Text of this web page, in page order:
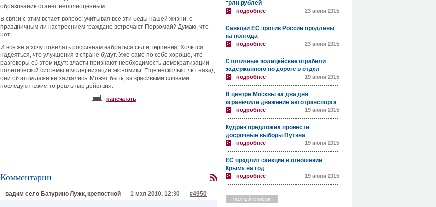
образование станет неполноценным.
В связи с этим встает вопрос: учитывая все эти беды нашей жизни, с
праздничным ли настроением граждане встречают Первомай? Думаю, что
нет.
И все же я хочу пожелать россиянам набраться сил и терпения. Хочется
надеяться, что улучшения в стране будут. Уже само по себе хорошо, что
разговоры об этом идут: власти признают необходимость демократизации
политической системы и модернизации экономики. Еще несколько лет назад
они об этом даже не заикались. Может быть, за красивыми словами
последуют какие-то реальные действия.
напечатать
Комментарии
вадим село Батурино Лужк, крепостной 1 мая 2010, 12:30 #4950
трлн рублей
подробнее 23 июня 2015
Санкции ЕС против России продлены
на полгода
подробнее 23 июня 2015
Столичные полицейские ограбили
задержанного по дороге в отдел
подробнее 19 июня 2015
В центре Москвы на два дня
ограничили движение автотранспорта
подробнее 19 июня 2015
Кудрин предложил провести
досрочные выборы Путина
подробнее 19 июня 2015
ЕС продлит санкции в отношении
Крыма на год
подробнее 19 июня 2015
полный список